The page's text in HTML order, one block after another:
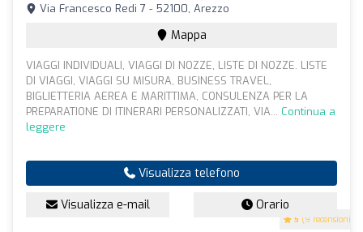
5 (9 recensioni)
Via Francesco Redi 7 - 52100, Arezzo
Mappa
VIAGGI INDIVIDUALI, VIAGGI DI NOZZE, LISTE DI NOZZE. LISTE
DI VIAGGI, VIAGGI SU MISURA, BUSINESS TRAVEL,
BIGLIETTERIA AEREA E MARITTIMA, CONSULENZA PER LA
PREPARATIONE DI ITINERARI PERSONALIZZATI, VIA... Continua a
leggere
Visualizza telefono
Visualizza e-mail Orario